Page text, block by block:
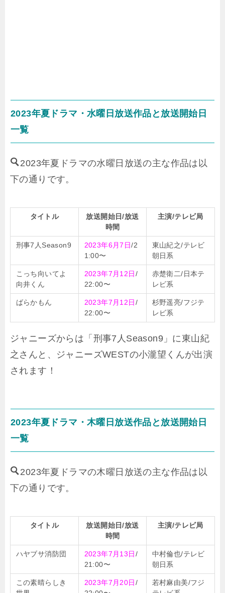
2023年夏ドラマ・水曜日放送作品と放送開始日
一覧
2023年夏ドラマの水曜日放送の主な作品は以
下の通りです。
タイトル
放送開始日/放送
時間
主演/テレビ局
刑事7人Season9 2023年6月7日/2
1:00〜
東山紀之/テレビ
朝日系
こっち向いてよ
向井くん
2023年7月12日/
22:00〜
赤楚衛二/日本テ
レビ系
ばらかもん 2023年7月12日/
22:00〜
杉野遥亮/フジテ
レビ系
ジャニーズからは「刑事7人Season9」に東山紀
之さんと、ジャニーズWESTの小瀧望くんが出演
されます！
2023年夏ドラマ・木曜日放送作品と放送開始日
一覧
2023年夏ドラマの木曜日放送の主な作品は以
下の通りです。
タイトル
放送開始日/放送
時間
主演/テレビ局
ハヤブサ消防団 2023年7月13日/
21:00〜
中村倫也/テレビ
朝日系
この素晴らしき
2023年7月20日/
若村麻由美/フジ